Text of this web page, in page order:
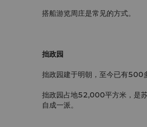
搭船游览周庄是常见的方式。
拙政园
拙政园建于明朝，至今已有500
拙政园占地52,000平方米，是
自成一派。